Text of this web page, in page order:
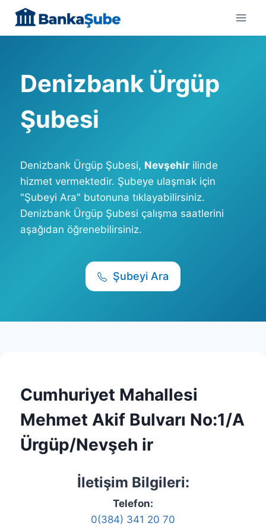
content
Denizbank Ürgüp
Şubesi
Denizbank Ürgüp Şubesi, Nevşehir ilinde
hizmet vermektedir. Şubeye ulaşmak için
"Şubeyi Ara" butonuna tıklayabilirsiniz.
Denizbank Ürgüp Şubesi çalışma saatlerini
aşağıdan öğrenebilirsiniz.
Şubeyi Ara
Cumhuriyet Mahallesi
Mehmet Akif Bulvarı No:1/A
Ürgüp/Nevşeh ir
İletişim Bilgileri:
Telefon:
0(384) 341 20 70